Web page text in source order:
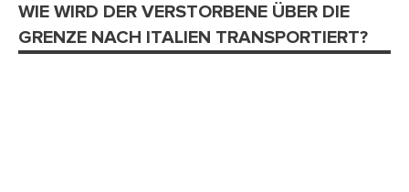
WIE WIRD DER VERSTORBENE ÜBER DIE
GRENZE NACH ITALIEN TRANSPORTIERT?